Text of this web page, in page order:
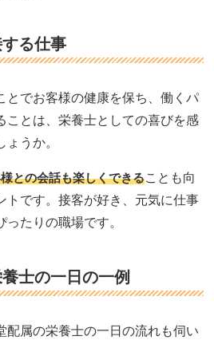
る仕事
とでお客様の健康を保ち、働くパ
ことは、栄養士としての喜びを感
うか。
との会話も楽しくできることも向
トです。接客が好き、元気に仕事
たりの職場です。
士の一日の一例
配属の栄養士の一日の流れも伺い